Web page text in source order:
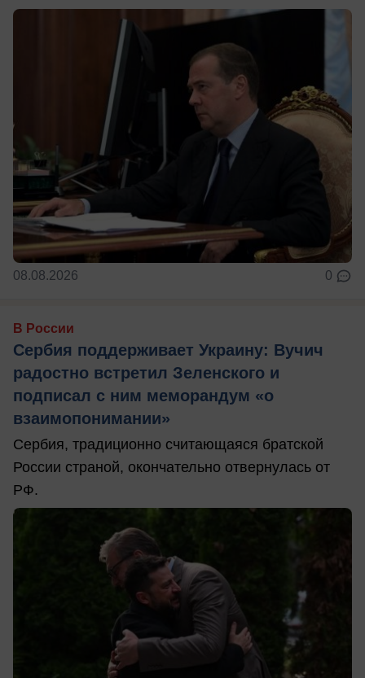
08.08.2026 0
В России
Сербия поддерживает Украину: Вучич
радостно встретил Зеленского и
подписал с ним меморандум «о
взаимопонимании»
Сербия, традиционно считающаяся братской
России страной, окончательно отвернулась от
РФ.